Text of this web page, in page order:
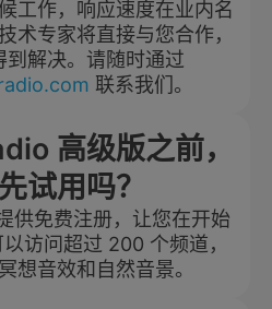
工作，响应速度在业内名
术专家将直接与您合作，
到解决。请随时通过
联系我们。
高级版之前，
试用吗？
供免费注册，让您在开始
访问超过 200 个频道，
想音效和自然音景。